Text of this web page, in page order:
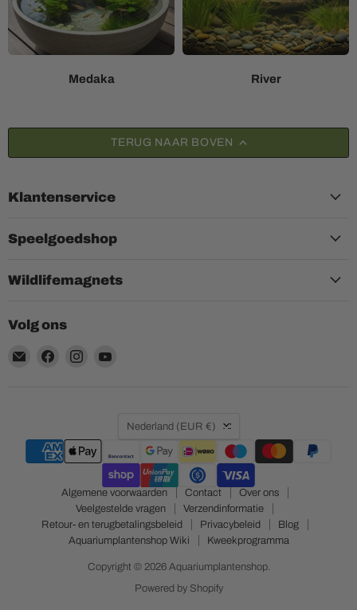
Medaka River
TERUG NAAR BOVEN
Klantenservice
Speelgoedshop
Wildlifemagnets
Volg ons
Email
Vind
Vind
Land
Nederland (EUR €)
Algemene voorwaarden Contact
Over ons
Veelgestelde vragen
Verzendinformatie
Retour- en terugbetalingsbeleid
Privacybeleid
Blog
Aquariumplantenshop Wiki
Kweekprogramma
Copyright © 2026 Aquariumplantenshop.
Powered by Shopify